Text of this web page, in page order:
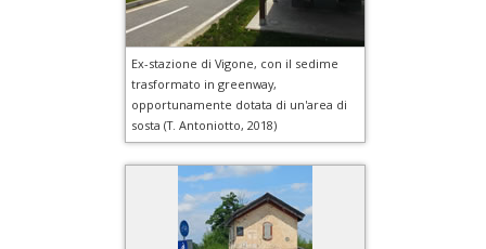
Ex-stazione di Vigone, con il sedime
trasformato in greenway,
opportunamente dotata di un'area di
sosta (T. Antoniotto, 2018)